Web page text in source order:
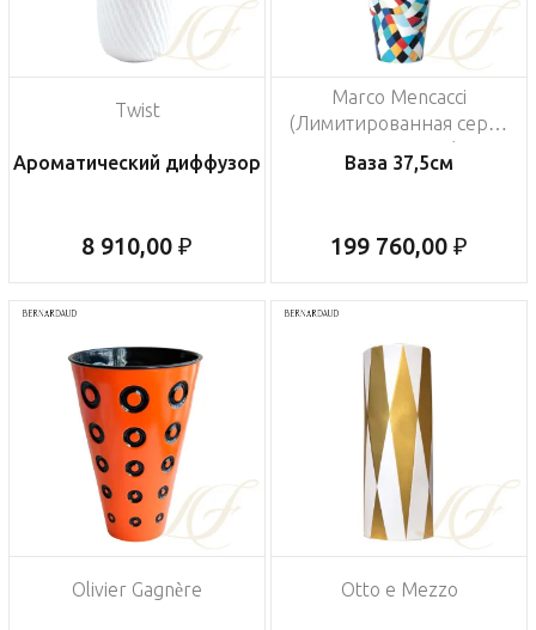
Twist
Ароматический диффузор
8 910,00 ₽
Marco Mencacci
(Лимитированная серия
Ваза 37,5см
199 760,00 ₽
Olivier Gagnère Otto e Mezzo